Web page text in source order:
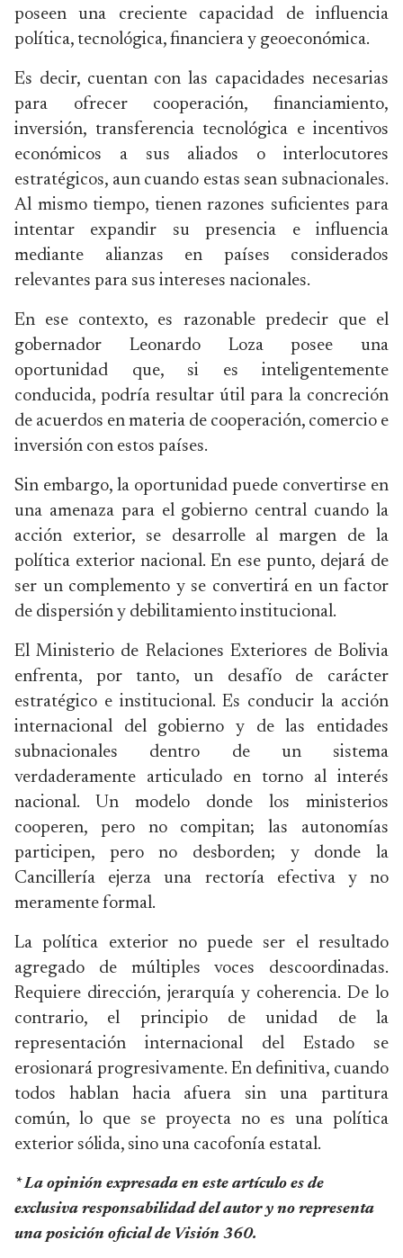
poseen una creciente capacidad de influencia
política, tecnológica, financiera y geoeconómica.
Es decir, cuentan con las capacidades necesarias
para ofrecer cooperación, financiamiento,
inversión, transferencia tecnológica e incentivos
económicos a sus aliados o interlocutores
estratégicos, aun cuando estas sean subnacionales.
Al mismo tiempo, tienen razones suficientes para
intentar expandir su presencia e influencia
mediante alianzas en países considerados
relevantes para sus intereses nacionales.
En ese contexto, es razonable predecir que el
gobernador Leonardo Loza posee una
oportunidad que, si es inteligentemente
conducida, podría resultar útil para la concreción
de acuerdos en materia de cooperación, comercio e
inversión con estos países.
Sin embargo, la oportunidad puede convertirse en
una amenaza para el gobierno central cuando la
acción exterior, se desarrolle al margen de la
política exterior nacional. En ese punto, dejará de
ser un complemento y se convertirá en un factor
de dispersión y debilitamiento institucional.
El Ministerio de Relaciones Exteriores de Bolivia
enfrenta, por tanto, un desafío de carácter
estratégico e institucional. Es conducir la acción
internacional del gobierno y de las entidades
subnacionales dentro de un sistema
verdaderamente articulado en torno al interés
nacional. Un modelo donde los ministerios
cooperen, pero no compitan; las autonomías
participen, pero no desborden; y donde la
Cancillería ejerza una rectoría efectiva y no
meramente formal.
La política exterior no puede ser el resultado
agregado de múltiples voces descoordinadas.
Requiere dirección, jerarquía y coherencia. De lo
contrario, el principio de unidad de la
representación internacional del Estado se
erosionará progresivamente. En definitiva, cuando
todos hablan hacia afuera sin una partitura
común, lo que se proyecta no es una política
exterior sólida, sino una cacofonía estatal.
* La opinión expresada en este artículo es de
exclusiva responsabilidad del autor y no representa
una posición oficial de Visión 360.